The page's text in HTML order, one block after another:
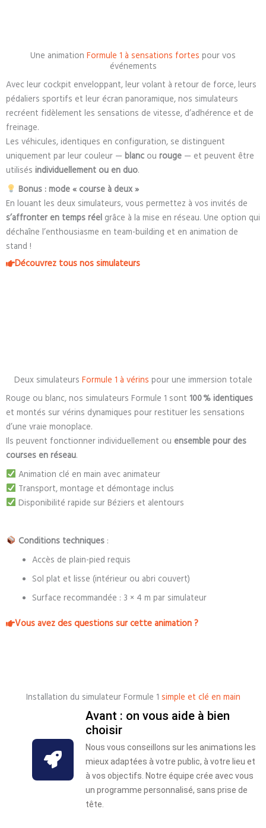
Une animation Formule 1 à sensations fortes pour vos
événements
Avec leur cockpit enveloppant, leur volant à retour de force, leurs
pédaliers sportifs et leur écran panoramique, nos simulateurs
recréent fidèlement les sensations de vitesse, d’adhérence et de
freinage.
Les véhicules, identiques en configuration, se distinguent
uniquement par leur couleur — blanc ou rouge — et peuvent être
utilisés individuellement ou en duo.
Bonus : mode « course à deux »
En louant les deux simulateurs, vous permettez à vos invités de
s’affronter en temps réel grâce à la mise en réseau. Une option qui
déchaîne l’enthousiasme en team-building et en animation de
stand !
Découvrez tous nos simulateurs
Deux simulateurs Formule 1 à vérins pour une immersion totale
Rouge ou blanc, nos simulateurs Formule 1 sont 100 % identiques
et montés sur vérins dynamiques pour restituer les sensations
d’une vraie monoplace.
Ils peuvent fonctionner individuellement ou ensemble pour des
courses en réseau.
Animation clé en main avec animateur
Transport, montage et démontage inclus
Disponibilité rapide sur Béziers et alentours
Conditions techniques:
Accès de plain-pied requis
Sol plat et lisse (intérieur ou abri couvert)
Surface recommandée : 3 × 4 m par simulateur
Vous avez des questions sur cette animation ?
Installation du simulateur Formule 1 simple et clé en main
Avant : on vous aide à bien
choisir
Nous vous conseillons sur les animations les
mieux adaptées à votre public, à votre lieu et
à vos objectifs. Notre équipe crée avec vous
un programme personnalisé, sans prise de
tête.